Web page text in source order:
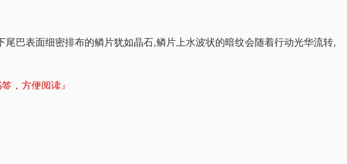
巴表面细密排布的鳞片犹如晶石,鳞片上水波状的暗纹会随着行动光华流转,
签，方便阅读』